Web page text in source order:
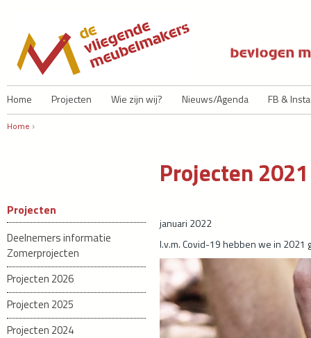
Home Projecten Wie zijn wij? Nieuws/Agenda FB &
U bent hier
Home ›
Projecten
Deelnemers informatie
Zomerprojecten
Projecten 2026
Projecten 2025
Projecten 2024
Projecten 2021
januari 2022
I.v.m. Covid-19 hebben we in